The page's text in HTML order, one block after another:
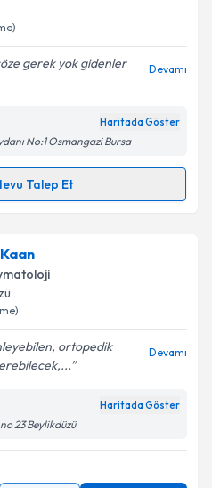
ilişkinAydınlatma
gerek yok gidenler
Devamı
Haritada Göster
No:1 Osmangazi Bursa
Talep Et
için randevu takvimi talebi
randevu almanız için bir
e-posta ile bilgilendireceğiz.
ilişkin
Aydınlatma
kişisel verilerimin belirtilen
kabul ediyorum.
ortopedik
Devamı
Haritada Göster
23 Beylikdüzü